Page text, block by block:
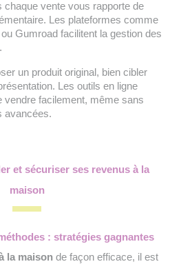
chaque vente vous rapporte de
Les plateformes comme
Gumroad facilitent la gestion des
un produit original, bien cibler
Les outils en ligne
vendre facilement, même sans
avancées.
et sécuriser ses revenus à la
maison
: stratégies gagnantes
la maison de façon efficace, il est